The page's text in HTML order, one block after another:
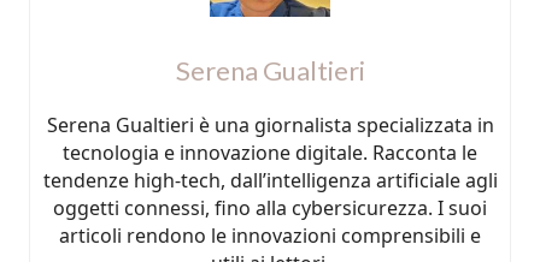
Serena Gualtieri
Serena Gualtieri è una giornalista specializzata in
tecnologia e innovazione digitale. Racconta le
tendenze high-tech, dall’intelligenza artificiale agli
oggetti connessi, fino alla cybersicurezza. I suoi
articoli rendono le innovazioni comprensibili e